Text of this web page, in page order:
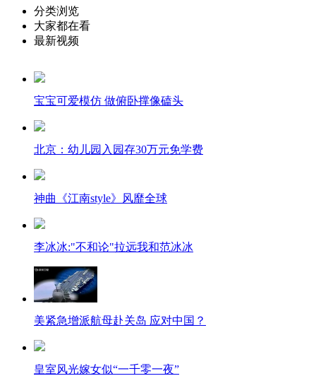
分类浏览
大家都在看
最新视频
宝宝可爱模仿 做俯卧撑像磕头
北京：幼儿园入园存30万元免学费
神曲《江南style》风靡全球
李冰冰:"不和论"拉远我和范冰冰
美紧急增派航母赴关岛 应对中国？
皇室风光嫁女似“一千零一夜”